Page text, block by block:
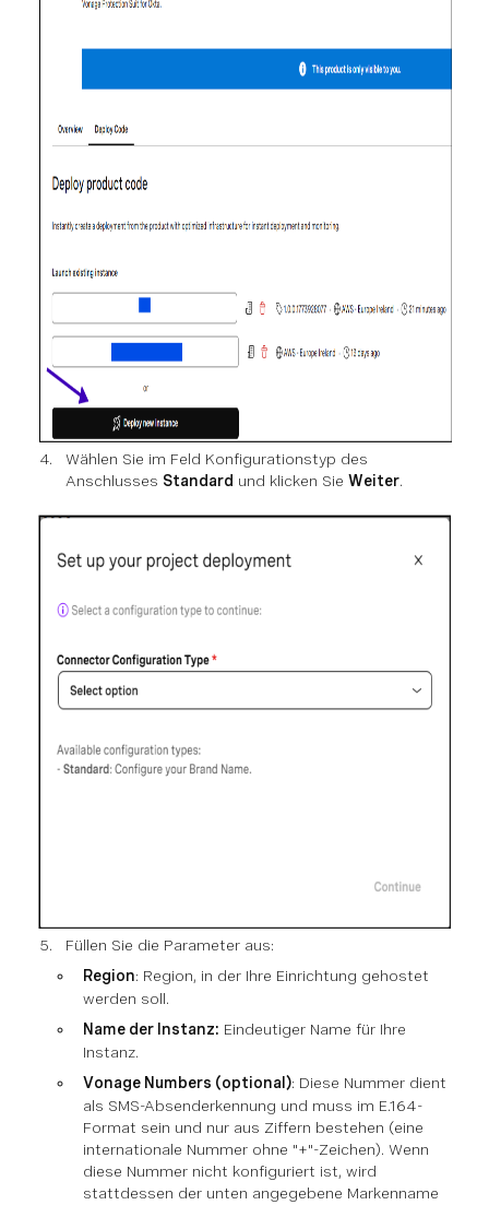
Wählen Sie im Feld Konfigurationstyp des
Anschlusses Standard und klicken Sie Weiter.
Füllen Sie die Parameter aus:
Region: Region, in der Ihre Einrichtung gehostet
werden soll.
Name der Instanz: Eindeutiger Name für Ihre
Instanz.
Vonage Numbers (optional): Diese Nummer dient
als SMS-Absenderkennung und muss im E.164-
Format sein und nur aus Ziffern bestehen (eine
internationale Nummer ohne "+"-Zeichen). Wenn
diese Nummer nicht konfiguriert ist, wird
stattdessen der unten angegebene Markenname